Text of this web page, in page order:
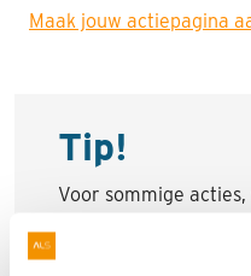
Maak jouw actiepagina
Tip!
Voor sommige